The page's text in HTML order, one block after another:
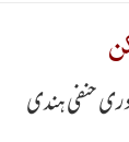
حنفی ہندی